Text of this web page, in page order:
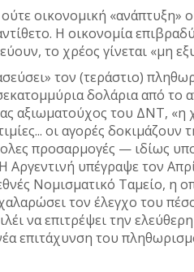
οικονομική «ανάπτυξη»
Η οικονομία
το χρέος γίνεται «μη
τον (τεράστιο)
δολάρια από το
αξιωματούχος του ΔΝΤ, «η
οι αγορές
προσαρμογές — ιδίως
Αργεντινή υπέγραψε τον
Νομισματικό Ταμείο, η
τον έλεγχο του
να επιτρέψει την
επιτάχυνση του